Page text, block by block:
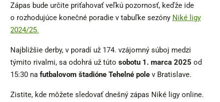
Zápas bude určite priťahovať veľkú pozornosť, keďže ide
o rozhodujúce konečné poradie v tabuľke sezóny Niké ligy
2024/25.
Najbližšie derby, v poradí už 174. vzájomný súboj medzi
týmito rivalmi, sa odohrá už túto sobotu 1. marca 2025 od
15:30 na futbalovom štadióne Tehelné pole v Bratislave.
Zistite, kde môžete sledovať dnešný zápas Niké ligy online.